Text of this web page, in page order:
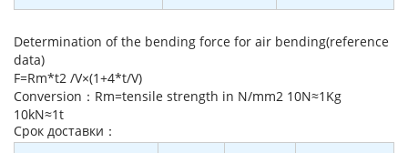
Determination of the bending force for air bending(reference
data)
F=Rm*t2 /V×(1+4*t/V)
Conversion：Rm=tensile strength in N/mm2 10N≈1Kg
10kN≈1t
Cрок доставки：